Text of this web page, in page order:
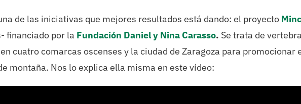
de las iniciativas que mejores resultados está dando: el proyecto
financiado por la Fundación Daniel y Nina Carasso. Se trata de
cuatro comarcas oscenses y la ciudad de Zaragoza para promocionar
montaña. Nos lo explica ella misma en este vídeo: